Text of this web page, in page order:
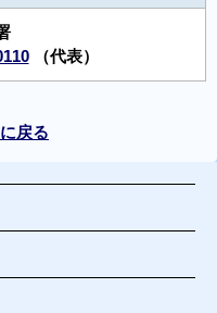
（代表）
戻る